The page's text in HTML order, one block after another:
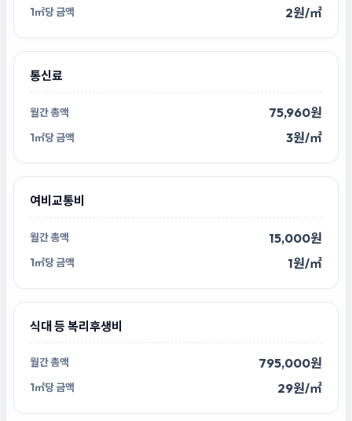
2원/㎡
통신료
75,960원
3원/㎡
여비교통비
15,000원
1원/㎡
식대 등 복리후생비
795,000원
29원/㎡